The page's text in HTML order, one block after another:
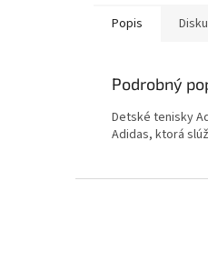
Popis
Podrobný
Detské tenisky
Adidas, ktorá